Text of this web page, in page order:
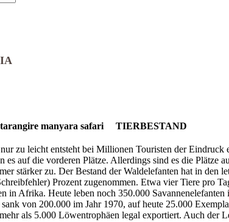
TIERBESTAND
zu leicht entsteht bei Millionen Touristen der
es auf die vorderen Plätze. Allerdings sind es die
stärker zu. Der Bestand der Waldelefanten hat in
Prozent zugenommen. Etwa vier Tiere
in Afrika. Heute leben noch 350.000
von 200.000 im Jahr 1970, auf heute 25.000
als 5.000 Löwentrophäen legal exportiert. Auch der